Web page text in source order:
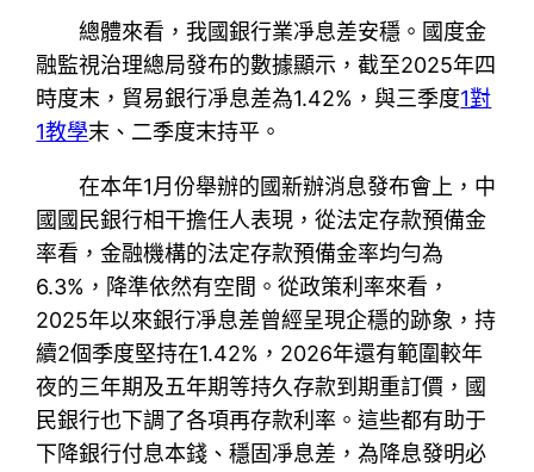
總體來看，我國銀行業凈息差安穩。國度金
融監視治理總局發布的數據顯示，截至2025年四
時度末，貿易銀行凈息差為1.42%，與三季度1對
1教學末、二季度末持平。
在本年1月份舉辦的國新辦消息發布會上，中
國國民銀行相干擔任人表現，從法定存款預備金
率看，金融機構的法定存款預備金率均勻為
6.3%，降準依然有空間。從政策利率來看，
2025年以來銀行凈息差曾經呈現企穩的跡象，持
續2個季度堅持在1.42%，2026年還有範圍較年
夜的三年期及五年期等持久存款到期重訂價，國
民銀行也下調了各項再存款利率。這些都有助于
下降銀行付息本錢、穩固凈息差，為降息發明必